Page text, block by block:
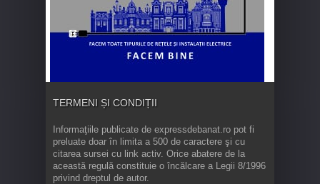
TERMENI ȘI CONDIȚII
Informaţiile publicate de expressdebanat.ro pot fi
preluate doar în limita a 500 de caractere şi cu
citarea sursei cu link activ. Orice abatere de la
această regulă constituie o încălcare a Legii 8/1996
privind dreptul de autor.